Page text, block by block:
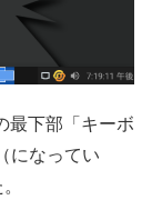
最下部「キーボ
になってい